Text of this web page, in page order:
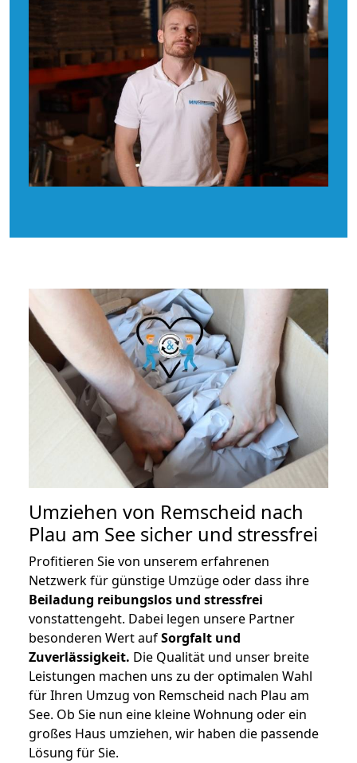
Umziehen von Remscheid nach
Plau am See sicher und stressfrei
Profitieren Sie von unserem erfahrenen
Netzwerk für günstige Umzüge oder dass ihre
Beiladung reibungslos und stressfrei
vonstattengeht. Dabei legen unsere Partner
besonderen Wert aufSorgfalt und
Zuverlässigkeit. Die Qualität und unser breite
Leistungen machen uns zu der optimalen Wahl
für Ihren Umzug von Remscheid nach Plau am
See. Ob Sie nun eine kleine Wohnung oder ein
großes Haus umziehen, wir haben die passende
Lösung für Sie.